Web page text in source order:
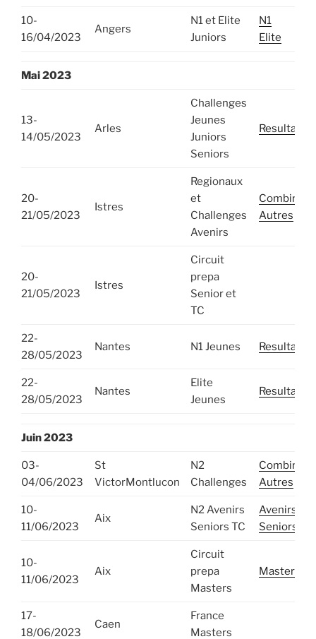
10-
16/04/2023
Angers
N1 et Elite
Juniors
N1
Elite
Mai2023
13-
14/05/2023
Arles
Challenges
Jeunes
Juniors
Seniors
Resultats
20-
21/05/2023
Istres
Regionaux
et
Challenges
Avenirs
Combinés
Autres
20-
21/05/2023
Istres
Circuit
prepa
Senior et
TC
22-
28/05/2023
Nantes N1 Jeunes Resultats
22-
28/05/2023
Nantes
Elite
Jeunes
Resultats
Juin 2023
03-
04/06/2023
St
VictorMontlucon
N2
Challenges
Combines
Autres
10-
11/06/2023
Aix
N2 Avenirs
Seniors TC
Avenirs
Seniors
10-
11/06/2023
Aix
Circuit
prepa
Masters
Masters
17-
18/06/2023
Caen
France
Masters